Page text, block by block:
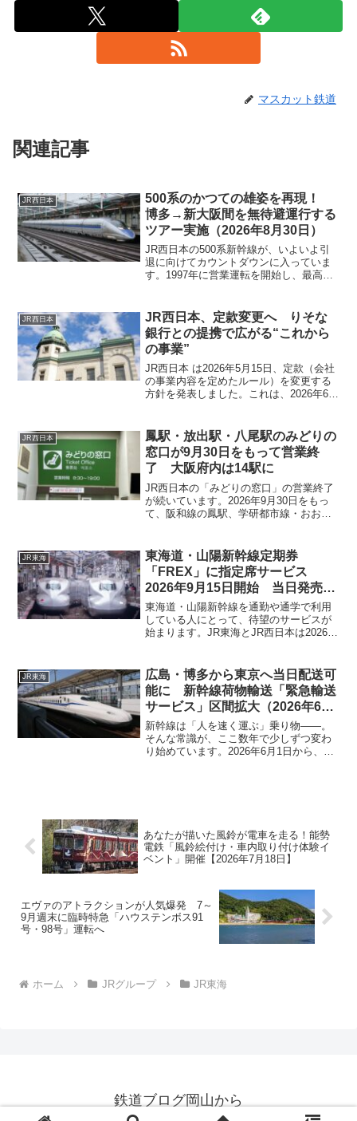
マスカット鉄道
関連記事
JR西日本
500系のかつての雄姿を再現！
博多→新大阪間を無待避運行する
ツアー実施（2026年8月30日）
JR西日本の500系新幹線が、いよいよ引
退に向けてカウントダウンに入っていま
す。1997年に営業運転を開始し、最高速
インと、当時の新幹線としては画期的だ
った高...
JR西日本
JR西日本、定款変更へ りそな
銀行との提携で広がる“これから
の事業”
JR西日本 は2026年5月15日、定款（会社
の事業内容を定めたルール）を変更する
方針を発表しました。これは、2026年6月
行 との業務提携を背景に、将来の事業展
開を...
JR西日本
鳳駅・放出駅・八尾駅のみどりの
窓口が9月30日をもって営業終
了 大阪府内は14駅に
JR西日本の「みどりの窓口」の営業終了
が続いています。2026年9月30日をもっ
て、阪和線の鳳駅、学研都市線・おおさ
今回の3駅の営業終了により、大阪府内に
残る「みどりの窓...
JR東海
東海道・山陽新幹線定期券
「FREX」に指定席サービス
2026年9月15日開始 当日発売の
ため繁忙期は座席確保が難しい可
能性も
東海道・山陽新幹線を通勤や通学で利用
している人にとって、待望のサービスが
始まります。JR東海とJR西日本は2026年
に、「フレックス専用EX座席指定券」を
202...
JR東海
広島・博多から東京へ当日配送可
能に 新幹線荷物輸送「緊急輸送
サービス」区間拡大（2026年6月
1日～）
新幹線は「人を速く運ぶ」乗り物――。
そんな常識が、ここ数年で少しずつ変わ
り始めています。2026年6月1日から、新
あなたが描いた風鈴が電車を走る！能勢
電鉄「風鈴絵付け・車内取り付け体験イ
ベント」開催【2026年7月18日】
エヴァのアトラクションが人気爆発 7～
9月週末に臨時特急「ハウステンボス91
号・98号」運転へ
ホーム JRグループ JR東海
鉄道ブログ岡山から